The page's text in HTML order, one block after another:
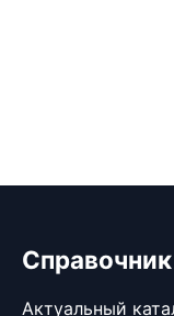
Актуальный